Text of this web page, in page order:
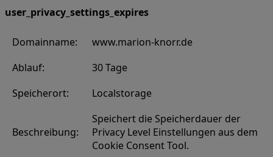
user_privacy_settings_expires
Domainname:
www.marion-knorr.de
Ablauf:
30 Tage
Speicherort:
Localstorage
Beschreibung:
Speichert die Speicherdauer der
Privacy Level Einstellungen aus dem
Cookie Consent Tool.